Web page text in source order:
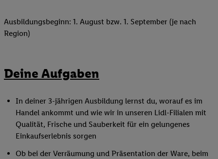
Ausbildungsbeginn: 1. August bzw. 1. September (je nach
Region)
Deine Aufgaben
In deiner 3-jährigen Ausbildung lernst du, worauf es im
Handel ankommt und wie wir in unseren Lidl-Filialen mit
Qualität, Frische und Sauberkeit für ein gelungenes
Einkaufserlebnis sorgen
Ob bei der Verräumung und Präsentation der Ware, beim